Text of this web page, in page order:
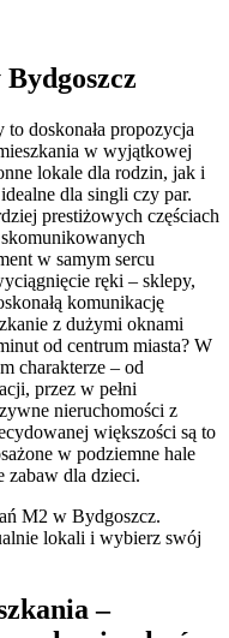
doskonała propozycja
w wyjątkowej
lokale dla rodzin, jak i
dla singli czy par.
prestiżowych częściach
w samym sercu
ręki – sklepy,
komunikację
z dużymi oknami
od centrum miasta? W
charakterze – od
przez w pełni
nieruchomości z
większości są to
w podziemne hale
zabaw dla dzieci.
M2 w Bydgoszcz.
lokali i wybierz swój
–